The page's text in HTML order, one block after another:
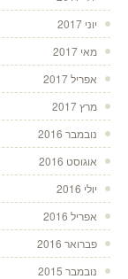
יוני 2017
מאי 2017
אפריל 2017
מרץ 2017
נובמבר 2016
אוגוסט 2016
יולי 2016
אפריל 2016
פברואר 2016
נובמבר 2015